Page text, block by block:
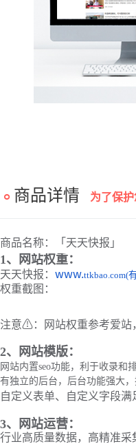
商品详情 为了保
商品名称：「天天快报」
1、网站权重：
天天快报： www.ttkbao.com(
权重截图：
注意⚠️：网站权重参考爱站
2、网站模版：
网站内置seo功能，利于收录和
有独立的后台，后台功能强大
自定义表单、自定义字段
3、网站运营：
行业高质量数据，高精准采